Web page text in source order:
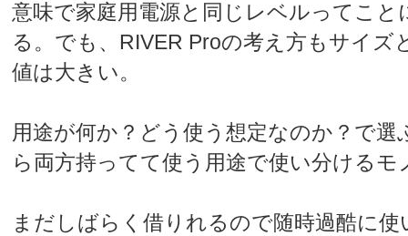
意味で家庭用電源と同じレベルってこと
る。でも、RIVER Proの考え方もサイズ
値は大きい。
用途が何か？どう使う想定なのか？で選
ら両方持ってて使う用途で使い分けるモ
まだしばらく借りれるので随時過酷に